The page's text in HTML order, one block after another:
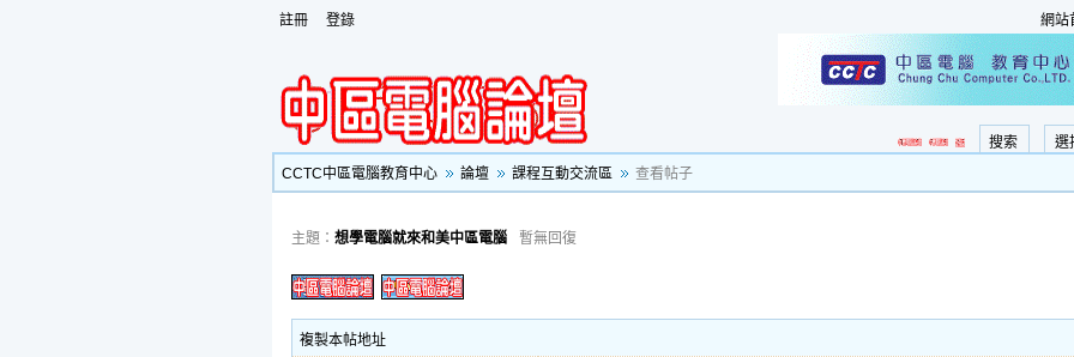
註冊 登錄 網站
選
搜索
CCTC中區電腦教育中心
論壇 課程互動交流區 查看帖子
主題： 想學電腦就來和美中區電腦 暫無回復
複製本帖地址